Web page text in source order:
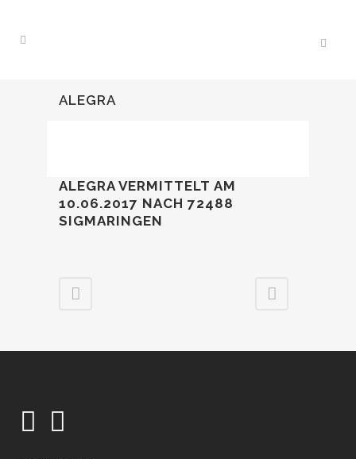
ALEGRA
ALEGRA VERMITTELT AM
10.06.2017 NACH 72488
SIGMARINGEN